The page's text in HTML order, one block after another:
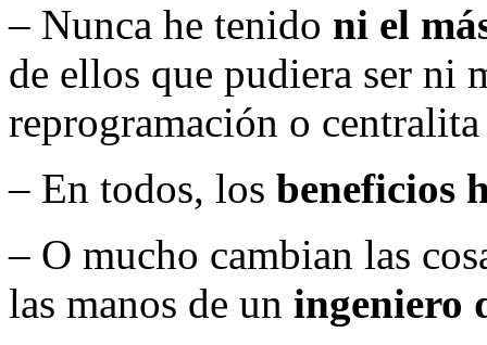
– Nunca he tenido ni el
de ellos que pudiera ser ni
reprogramación o
– En todos, los beneficios
– O mucho cambian las
las manos de un ingeniero